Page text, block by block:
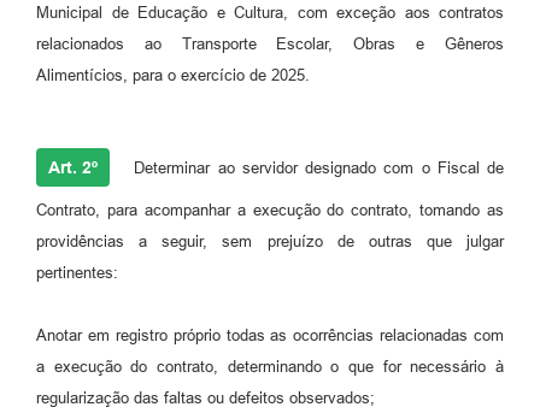
Contato
Municipal de Educação e Cultura, com exceção aos contratos
relacionados ao Transporte Escolar, Obras e Gêneros
Alimentícios, para o exercício de 2025.
Art. 2º Determinar ao servidor designado com o Fiscal de
Contrato, para acompanhar a execução do contrato, tomando as
providências a seguir, sem prejuízo de outras que julgar
pertinentes:
Anotar em registro próprio todas as ocorrências relacionadas com
a execução do contrato, determinando o que for necessário à
regularização das faltas ou defeitos observados;